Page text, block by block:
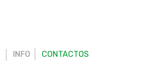
INFO CONTACTOS